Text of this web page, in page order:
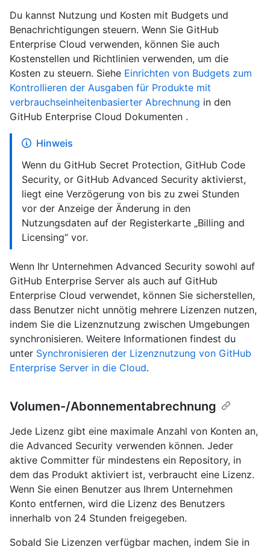
Du kannst Nutzung und Kosten mit Budgets und
Benachrichtigungen steuern. Wenn Sie GitHub
Enterprise Cloud verwenden, können Sie auch
Kostenstellen und Richtlinien verwenden, um die
Kosten zu steuern. Siehe Einrichten von Budgets zum
Kontrollieren der Ausgaben für Produkte mit
verbrauchseinheitenbasierter Abrechnung in den
GitHub Enterprise Cloud Dokumenten .
Hinweis
Wenn du GitHub Secret Protection, GitHub Code
Security, or GitHub Advanced Security aktivierst,
liegt eine Verzögerung von bis zu zwei Stunden
vor der Anzeige der Änderung in den
Nutzungsdaten auf der Registerkarte „Billing and
Licensing“ vor.
Wenn Ihr Unternehmen Advanced Security sowohl auf
GitHub Enterprise Server als auch auf GitHub
Enterprise Cloud verwendet, können Sie sicherstellen,
dass Benutzer nicht unnötig mehrere Lizenzen nutzen,
indem Sie die Lizenznutzung zwischen Umgebungen
synchronisieren. Weitere Informationen findest du
unter Synchronisieren der Lizenznutzung von GitHub
Enterprise Server in die Cloud.
Volumen-/Abonnementabrechnung
Jede Lizenz gibt eine maximale Anzahl von Konten an,
die Advanced Security verwenden können. Jeder
aktive Committer für mindestens ein Repository, in
dem das Produkt aktiviert ist, verbraucht eine Lizenz.
Wenn Sie einen Benutzer aus Ihrem Unternehmen
Konto entfernen, wird die Lizenz des Benutzers
innerhalb von 24 Stunden freigegeben.
Sobald Sie Lizenzen verfügbar machen, indem Sie in